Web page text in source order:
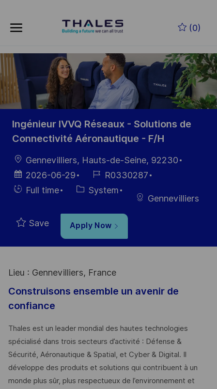
(0)
-
Ingénieur IVVQ Réseaux - Solutions de
Connectivité Aéronautique - F/H
LocationGennevilliers, Hauts-de-Seine, 92230
Posted
Date
2026-06-29
Job
Id
R0330287
HiringFull time Category
System
Gennevilliers
Save Apply Now
Lieu : Gennevilliers, France
Construisons ensemble un avenir de
confiance
Thales est un leader mondial des hautes technologies
spécialisé dans trois secteurs d’activité : Défense &
Sécurité, Aéronautique & Spatial, et Cyber & Digital. Il
développe des produits et solutions qui contribuent à un
monde plus sûr, plus respectueux de l’environnement et